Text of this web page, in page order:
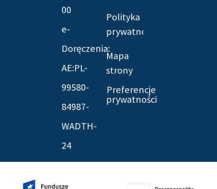
00
e-
Doręczenia:
AE:PL-
99580-
84987-
WADTH-
24
Polityka
prywatności
Mapa
strony
Preferencje
prywatności